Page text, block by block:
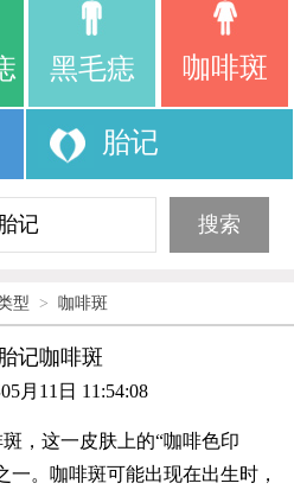
黑毛痣 咖啡斑
胎记
型 > 咖啡斑
记咖啡斑
月11日 11:54:08
这一皮肤上的“咖啡色印
一。咖啡斑可能出现在出生时，